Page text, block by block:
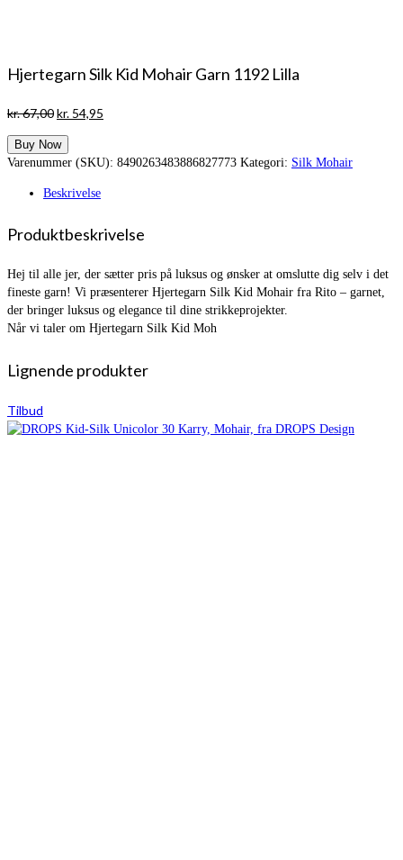
Hjertegarn Silk Kid Mohair Garn 1192 Lilla
kr.67,00Den
pris
var:
kr. 54,95
er:
Buy Now
Varenummer (SKU): 8490263483886827773 Kategori: Silk Mohair
Beskrivelse
Produktbeskrivelse
Hej til alle jer, der sætter pris på luksus og ønsker at omslutte dig selv i det
fineste garn! Vi præsenterer Hjertegarn Silk Kid Mohair fra Rito – garnet,
der bringer luksus og elegance til dine strikkeprojekter.
Når vi taler om Hjertegarn Silk Kid Moh
Lignende produkter
Tilbud